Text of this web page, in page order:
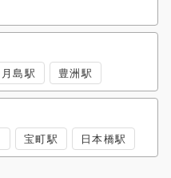
月島駅 豊洲駅
宝町駅 日本橋駅